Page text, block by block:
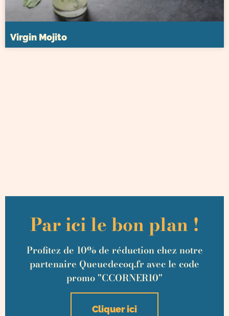
Virgin Mojito
Par ici le bon plan !
Profitez de 10% de réduction chez notre
partenaire Queuedecoq.fr avec le code
promo "CCORNER10"
Cliquer ici